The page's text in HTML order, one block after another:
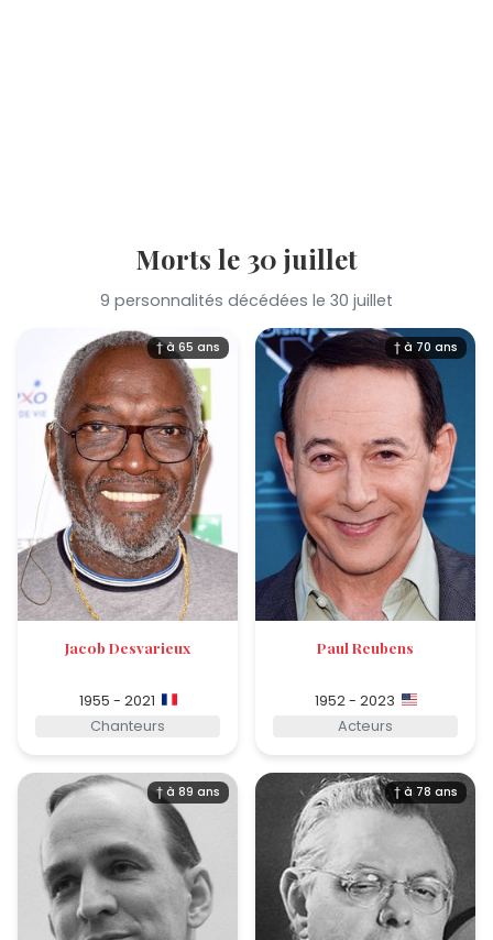
Morts le 30 juillet
9 personnalités décédées le 30 juillet
† à 65 ans
Jacob Desvarieux
1955 - 2021
Chanteurs
† à 70 ans
Paul Reubens
1952 - 2023
Acteurs
† à 89 ans † à 78 ans